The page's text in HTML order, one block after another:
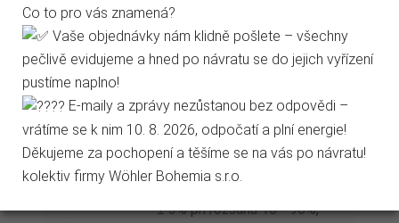
Přesnost: ± 0,6°C (± 0.9°F )
Měření
vlhkosti:
Rozsah
měření:
5 - 95%
Rozlišení: 0,1%
± 3% při rozsahu 10 - 90%,
Jen nezbytné Přijmout vše
Přejít na stránku Podrobně o cookies
Co to pro vás znamená?
Vaše objednávky nám klidně pošlete – všechny
pečlivě evidujeme a hned po návratu se do jejich vyřízení
pustíme naplno!
E-maily a zprávy nezůstanou bez odpovědi –
vrátíme se k nim 10. 8. 2026, odpočatí a plní energie!
Děkujeme za pochopení a těšíme se na vás po návratu!
kolektiv firmy Wöhler Bohemia s.r.o.